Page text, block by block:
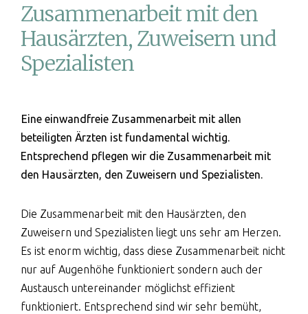
Zusammenarbeit mit den
Hausärzten, Zuweisern und
Spezialisten
Eine einwandfreie Zusammenarbeit mit allen
beteiligten Ärzten ist fundamental wichtig.
Entsprechend pflegen wir die Zusammenarbeit mit
den Hausärzten, den Zuweisern und Spezialisten.
Die Zusammenarbeit mit den Hausärzten, den
Zuweisern und Spezialisten liegt uns sehr am Herzen.
Es ist enorm wichtig, dass diese Zusammenarbeit nicht
nur auf Augenhöhe funktioniert sondern auch der
Austausch untereinander möglichst effizient
funktioniert. Entsprechend sind wir sehr bemüht,